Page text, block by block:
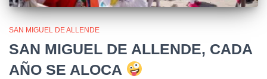
SAN MIGUEL DE ALLENDE
SAN MIGUEL DE ALLENDE, CADA
AÑO SE ALOCA